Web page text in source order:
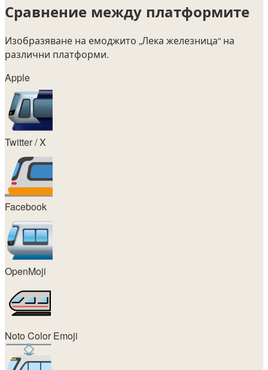
Сравнение между платформите
Изобразяване на емоджито „Лека железница“ на
различни платформи.
Apple
Twitter / X
Facebook
OpenMoji
Noto Color Emoji